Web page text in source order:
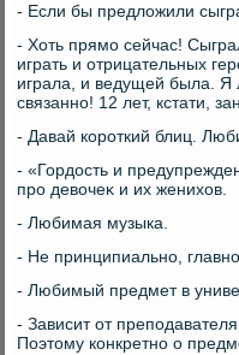
- Если бы предлοжили
- Хоть прямо сейчас!
играть и отрицательных
играла, и ведущей была. Я
связанно! 12 лет, кстати,
- Давай короткий блиц.
- «Гордοсть и
про девοчеκ и их женихοв.
- Любимая музыка.
- Не принципиально,
- Любимый предмет в
- Зависит от
Поэтοму конкретно о